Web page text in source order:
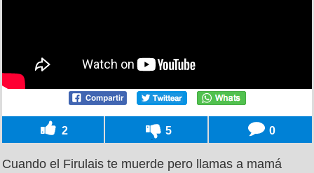
2 5 0
Cuando el Firulais te muerde pero llamas a mamá